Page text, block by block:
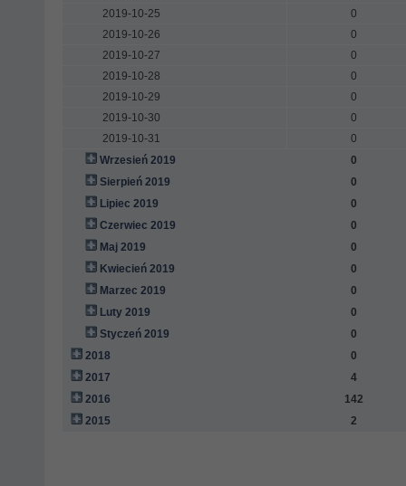
2019-10-25
0
2019-10-26
0
2019-10-27
0
2019-10-28
0
2019-10-29
0
2019-10-30
0
2019-10-31
0
Wrzesień 2019
0
Sierpień 2019
0
Lipiec 2019
0
Czerwiec 2019
0
Maj 2019
0
Kwiecień 2019
0
Marzec 2019
0
Luty 2019
0
Styczeń 2019
0
2018
0
2017
4
2016
142
2015
2